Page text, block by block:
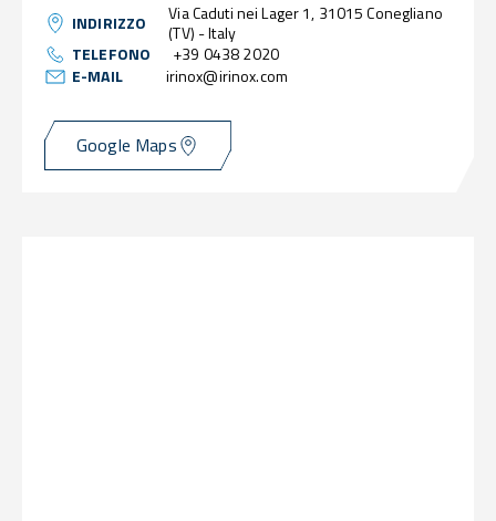
INDIRIZZO
Via Caduti nei Lager 1, 31015 Conegliano
(TV) - Italy
TELEFONO
+39 0438 2020
E-MAIL
irinox@irinox.com
Google Maps